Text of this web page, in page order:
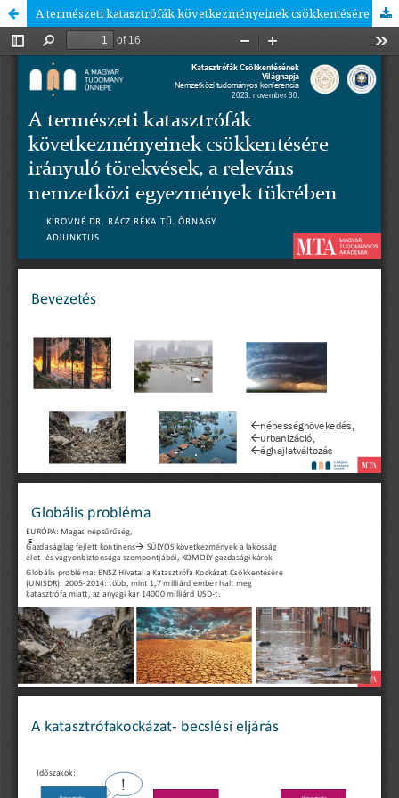
A természeti katasztrófák következményeinek csökkentésére irányuló törekvések, a releváns nemzetközi egyezmények tükrében